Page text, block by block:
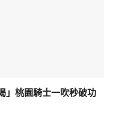
」桃園騎士一吹秒破功